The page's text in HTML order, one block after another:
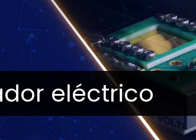
eléctrico